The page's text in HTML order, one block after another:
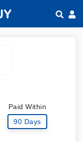
Paid Within
90 Days